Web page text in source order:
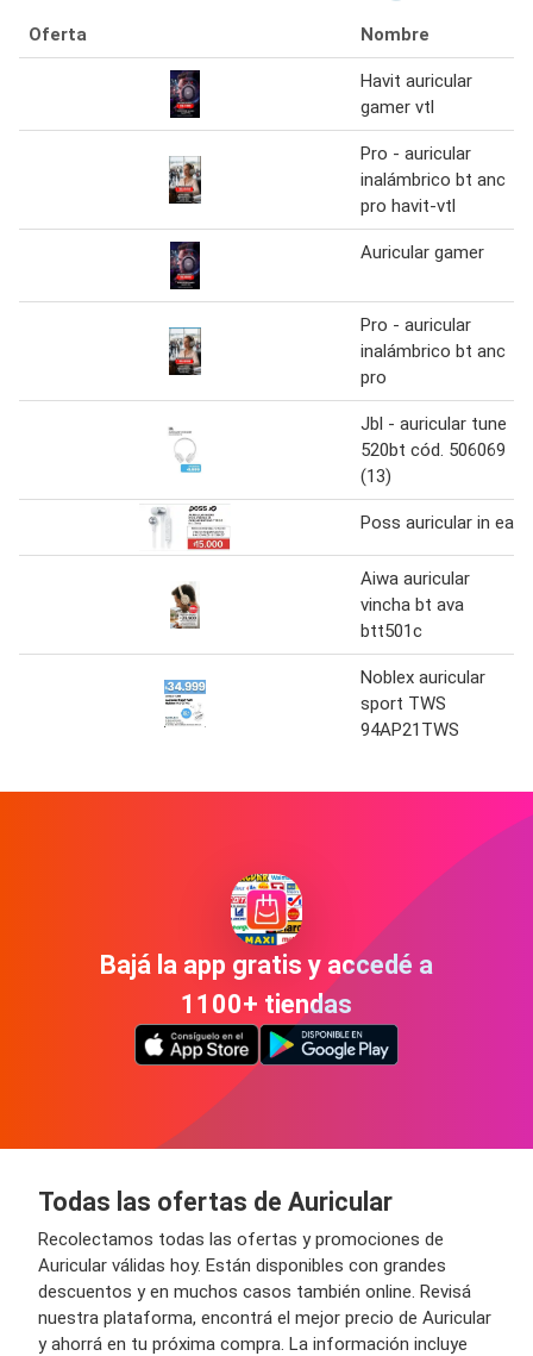
Oferta Nombre
Havit auricular
gamer vtl
Pro - auricular
inalámbrico bt anc
pro havit-vtl
Auricular gamer
Pro - auricular
inalámbrico bt anc
pro
Jbl - auricular tune
520bt cód. 506069
(13)
Poss auricular in ear
Aiwa auricular
vincha bt ava
btt501c
Noblex auricular
sport TWS
94AP21TWS
Bajá la app gratis y accedé a
1100+ tiendas
Todas las ofertas de Auricular
Recolectamos todas las ofertas y promociones de
Auricular válidas hoy. Están disponibles con grandes
descuentos y en muchos casos también online. Revisá
nuestra plataforma, encontrá el mejor precio de Auricular
y ahorrá en tu próxima compra. La información incluye